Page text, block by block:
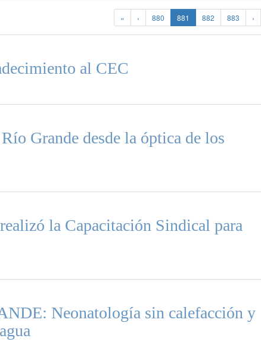
« ‹ 880 881 882 883 ›
al CEC
Grande desde la óptica de los
la Capacitación Sindical para
Neonatología sin calefacción y